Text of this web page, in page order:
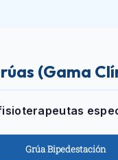
(Gama
Grúa Bipedestación